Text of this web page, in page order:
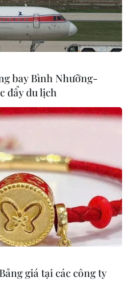
thúc đẩy hợp tác
cho biết hiện nay, đa phần
giá cao và tin tưởng vào chất
nói chung nên tiềm năng để
là khá lớn.
bay Bình Nhưỡng-
đẩy du lịch
giá tại các công ty